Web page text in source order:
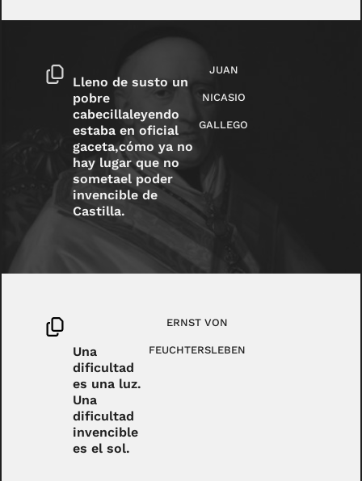
Lleno de susto un
pobre
cabecillaleyendo
estaba en oficial
gaceta,cómo ya no
hay lugar que no
sometael poder
invencible de
Castilla.
JUAN
NICASIO
GALLEGO
Una
dificultad
es una luz.
Una
dificultad
invencible
es el sol.
ERNST VON
FEUCHTERSLEBEN